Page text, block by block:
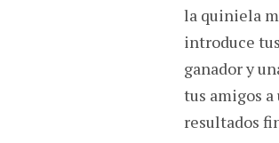
la quiniela
introduce
ganador y
tus amigos
resultados